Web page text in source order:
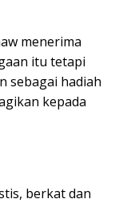
menerima
itu tetapi
sebagai hadiah
kepada
berkat dan